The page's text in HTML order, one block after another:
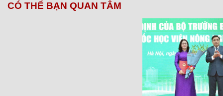
CÓ THỂ BẠN QUAN TÂM